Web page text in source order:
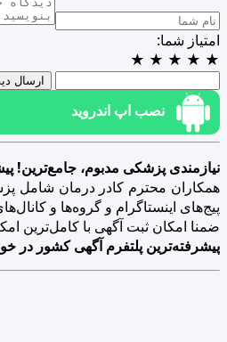
امتیاز شما:
★
★
★
★
★
ارسال
نصب اپ اندروید
نیازمندی پزشکی مدبوم، جامع‌ترین!
همکاران محترم کادر درمان شامل
پیج‌های اینستاگرام و گروه‌ها و
ضمنا امکان ثبت آگهی با کامل‌ترین
پیشرفته‌ترین پلتفرم آگهی کشور در